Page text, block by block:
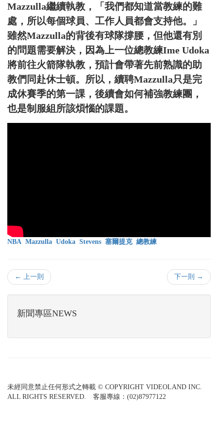
Mazzulla繼續執教，「我們都知道當教練的難
處，所以每個球員、工作人員都會支持他。」
雖然Mazzulla的背後有球隊撐腰，但他還有別
的問題需要解決，因為上一位總教練Ime Udoka
將前往火箭隊執教，預計會帶著先前熟識的助
教們同赴休士頓。所以，續聘Mazzulla只是完
成休賽季的第一課，後續會如何補強教練團，
也是制服組所該煩惱的課題。
NBA Mazzulla Udoka Stevens 塞爾提克 總教練
← 上一則 下一則 →
新聞專區NEWS
未經同意禁止任何形式之轉載 © COPYRIGHT VIDEOLAND INC.
ALL RIGHTS RESERVED. 客服專線：(02)87977122